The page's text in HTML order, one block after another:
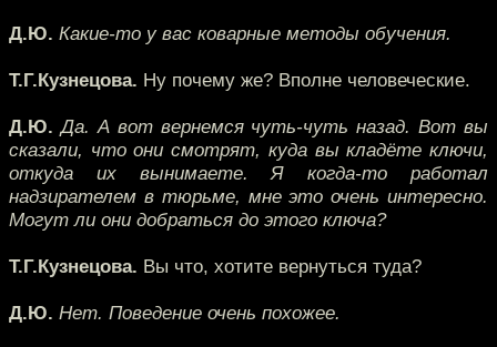
Д.Ю. Какие-то у вас коварные методы обучения.
Т.Г.Кузнецова. Ну почему же? Вполне человеческие.
Д.Ю. Да. А вот вернемся чуть-чуть назад. Вот вы
сказали, что они смотрят, куда вы кладёте ключи,
откуда их вынимаете. Я когда-то работал
надзирателем в тюрьме, мне это очень интересно.
Могут ли они добраться до этого ключа?
Т.Г.Кузнецова. Вы что, хотите вернуться туда?
Д.Ю. Нет. Поведение очень похожее.